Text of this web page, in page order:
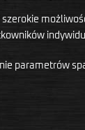
parametrów